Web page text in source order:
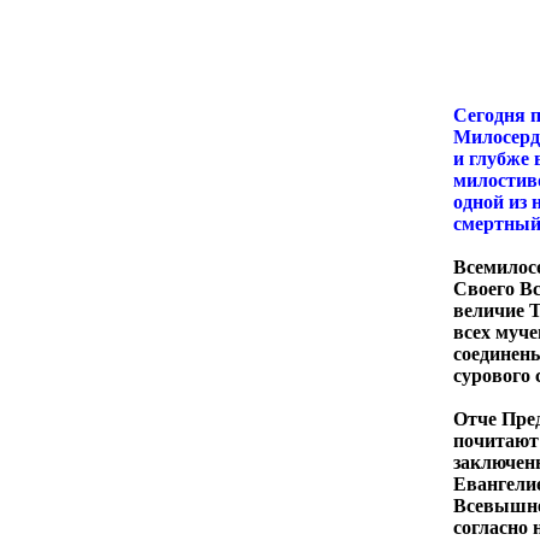
Сегодня
и глубже
одной из
Своего
величие
всех
сурового
Отче
почитают
согласно